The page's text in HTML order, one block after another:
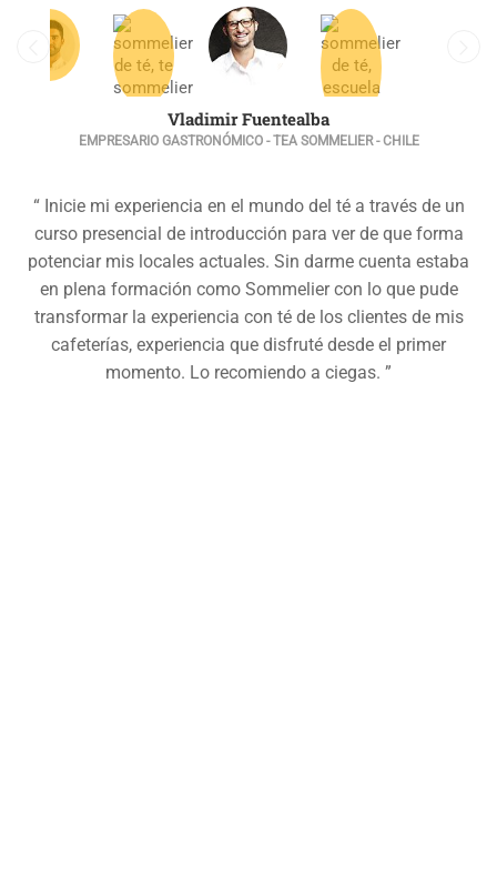
Vladimir Fuentealba
EMPRESARIO GASTRONÓMICO - TEA SOMMELIER - CHILE
“ Inicie mi experiencia en el mundo del té a través de un
curso presencial de introducción para ver de que forma
potenciar mis locales actuales. Sin darme cuenta estaba
en plena formación como Sommelier con lo que pude
transformar la experiencia con té de los clientes de mis
cafeterías, experiencia que disfruté desde el primer
momento. Lo recomiendo a ciegas. ”